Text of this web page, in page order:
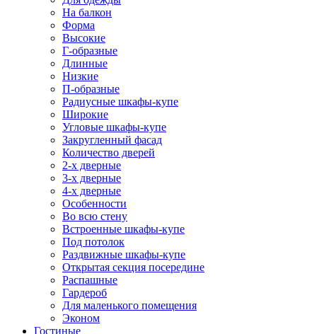
На балкон
Форма
Высокие
Г-образные
Длинные
Низкие
П-образные
Радиусные шкафы-купе
Широкие
Угловые шкафы-купе
Закругленный фасад
Количество дверей
2-х дверные
3-х дверные
4-х дверные
Особенности
Во всю стену
Встроенные шкафы-купе
Под потолок
Раздвижные шкафы-купе
Открытая секция посередине
Распашные
Гардероб
Для маленького помещения
Эконом
Гостиные